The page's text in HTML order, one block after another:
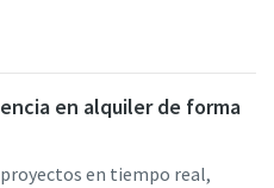
en alquiler de forma
en tiempo real,